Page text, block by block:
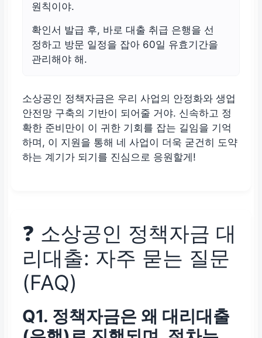
원칙이야.
확인서 발급 후, 바로 대출 취급 은행을 선
정하고 방문 일정을 잡아 60일 유효기간을
관리해야 해.
소상공인 정책자금은 우리 사업의 안정화와 생업
안전망 구축의 기반이 되어줄 거야. 신속하고 정
확한 준비만이 이 귀한 기회를 잡는 길임을 기억
하며, 이 지원을 통해 네 사업이 더욱 굳건히 도약
하는 계기가 되기를 진심으로 응원할게!
❓ 소상공인 정책자금 대
리대출: 자주 묻는 질문
(FAQ)
Q1. 정책자금은 왜 대리대출